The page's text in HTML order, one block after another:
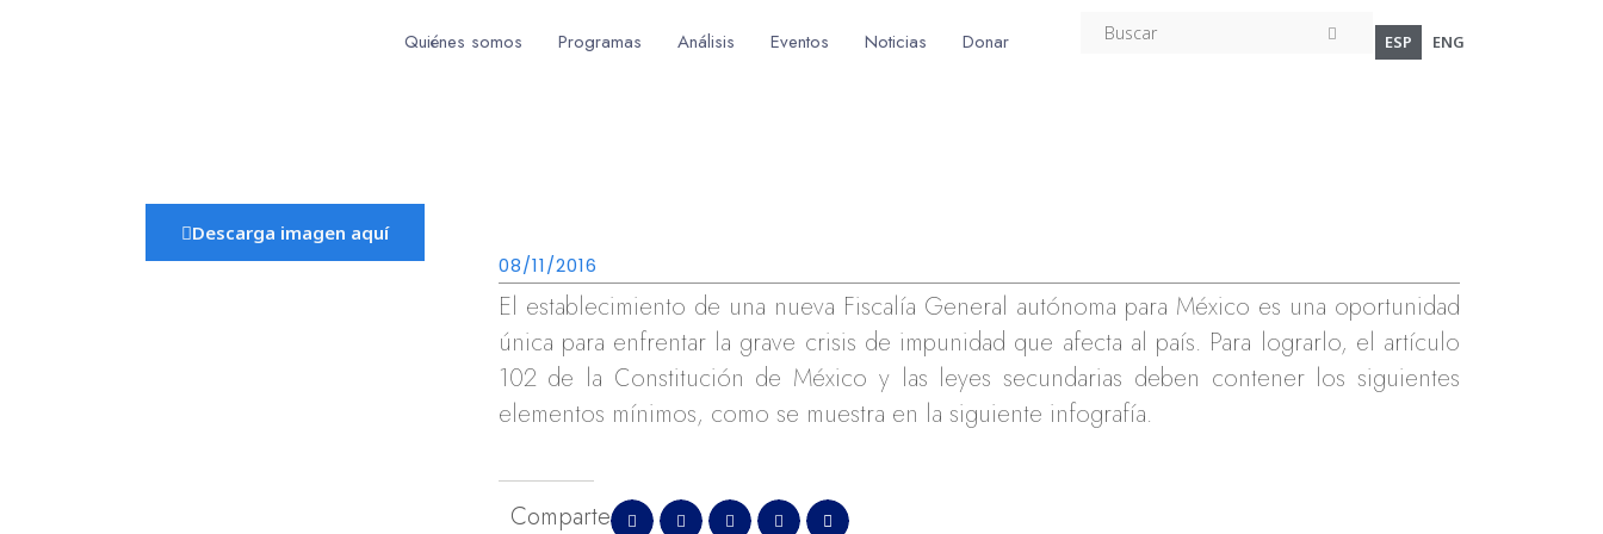
Quiénes somos Programas Análisis Eventos Noticias Donar ESP ENG
Descarga imagen aquí
08/11/2016
El establecimiento de una nueva Fiscalía General autónoma para México es una oportunidad
única para enfrentar la grave crisis de impunidad que afecta al país. Para lograrlo, el artículo
102 de la Constitución de México y las leyes secundarias deben contener los siguientes
elementos mínimos, como se muestra en la siguiente infografía.
Comparte